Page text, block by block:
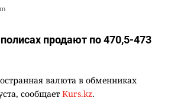
продают по 470,5-473
валюта в обменниках
сообщает Kurs.kz.